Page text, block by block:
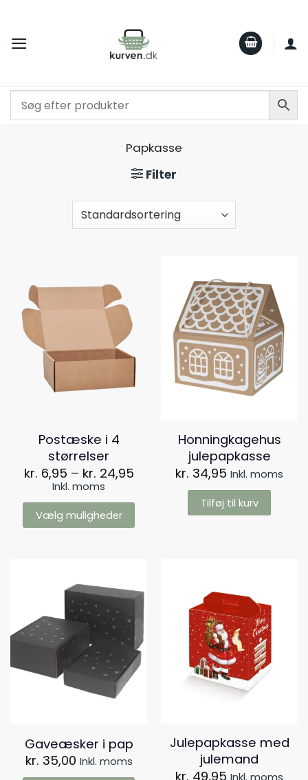
indhold
Papkasse
Filter
Postæske i 4
størrelser
kr. 6,95 – kr. 24,95Prisinterval:
kr. 24,95
Inkl. moms
Vælg muligheder
flere
varianter.
Mulighederne
kan
vælges
på
Honningkagehus
julepapkasse
kr. 34,95 Inkl. moms
Tilføj til kurv
Gaveæsker i pap
kr. 35,00 Inkl. moms
Julepapkasse med
julemand
kr. 49,95 Inkl. moms